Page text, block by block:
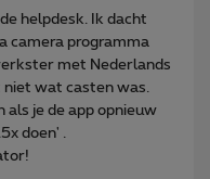
helpdesk. Ik dacht
camera programma
met Nederlands
wat casten was.
als je de app opnieuw
doen' .